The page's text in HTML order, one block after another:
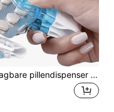
2/1 Draagbare pillendispenser met pillendoosje, reispillenorganizer geschikt voor blisterverpakkingen, draagbare pillensnijder, pillenverdeler, reisaccessoire, gadget voor thuis, hulpmiddel voor tabletten en capsules, nieuwe pillendispenser